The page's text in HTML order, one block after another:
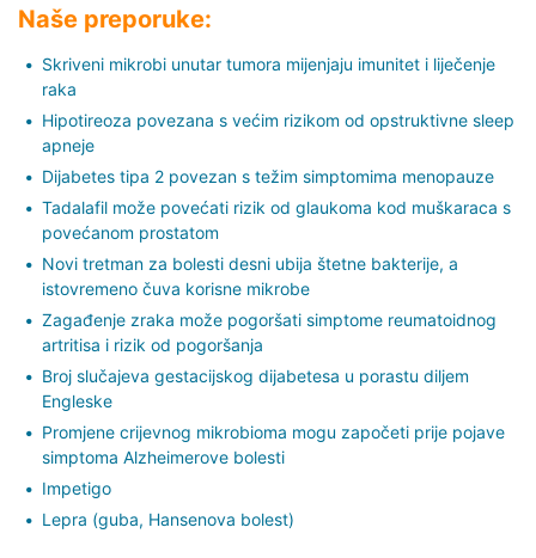
Naše preporuke:
Skriveni mikrobi unutar tumora mijenjaju imunitet i liječenje
raka
Hipotireoza povezana s većim rizikom od opstruktivne sleep
apneje
Dijabetes tipa 2 povezan s težim simptomima menopauze
Tadalafil može povećati rizik od glaukoma kod muškaraca s
povećanom prostatom
Novi tretman za bolesti desni ubija štetne bakterije, a
istovremeno čuva korisne mikrobe
Zagađenje zraka može pogoršati simptome reumatoidnog
artritisa i rizik od pogoršanja
Broj slučajeva gestacijskog dijabetesa u porastu diljem
Engleske
Promjene crijevnog mikrobioma mogu započeti prije pojave
simptoma Alzheimerove bolesti
Impetigo
Lepra (guba, Hansenova bolest)